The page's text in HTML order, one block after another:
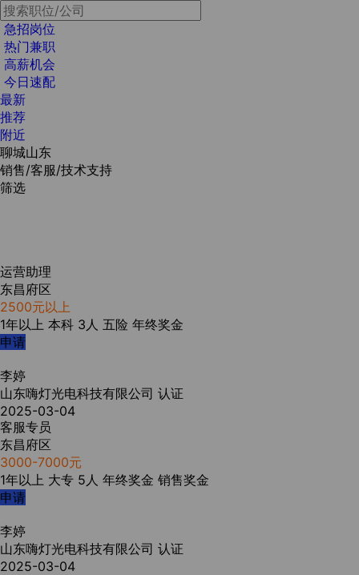
急招岗位
热门兼职
高薪机会
今日速配
最新
推荐
附近
聊城山东
销售/客服/技术支持
筛选
运营助理
东昌府区
2500元以上
1年以上 本科 3人 五险 年终奖金
申请
李婷
山东嗨灯光电科技有限公司 认证
2025-03-04
客服专员
东昌府区
3000-7000元
1年以上 大专 5人 年终奖金 销售奖金
申请
李婷
山东嗨灯光电科技有限公司 认证
2025-03-04